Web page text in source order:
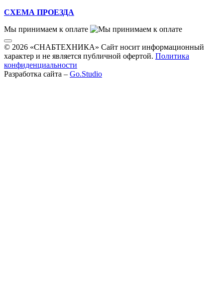
СХЕМА ПРОЕЗДА
Мы принимаем к оплате
© 2026 «СНАБТЕХНИКА» Сайт носит информационный
характер и не является публичной офертой. Политика
конфиденциальности
Разработка сайта – Go.Studio